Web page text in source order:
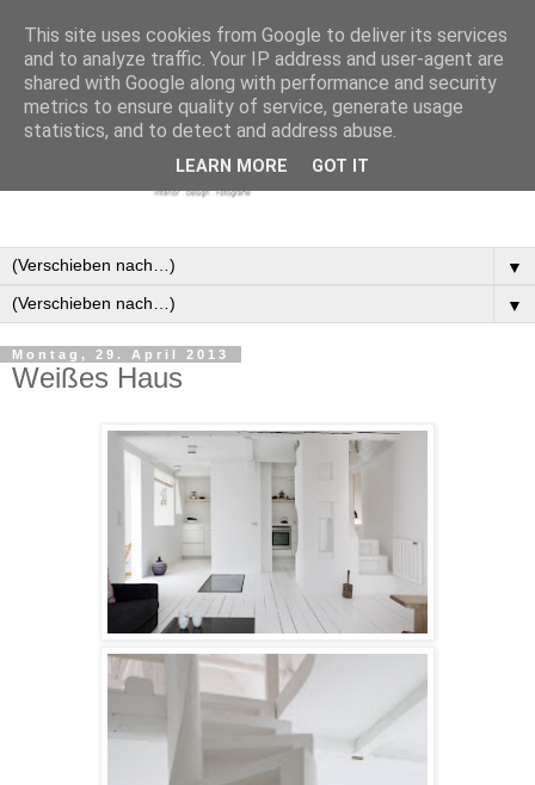
▼
▼
Montag, 29. April 2013
Weißes Haus
This site uses cookies from Google to deliver its services
and to analyze traffic. Your IP address and user-agent are
shared with Google along with performance and security
metrics to ensure quality of service, generate usage
statistics, and to detect and address abuse.
LEARN MORE GOT IT